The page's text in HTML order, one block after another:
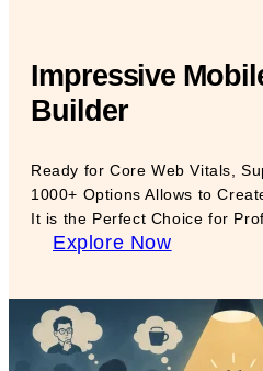
Impressive
Builder
Ready for Core Web Vitals,
1000+ Options Allows to
It is the Perfect Choice for
Explore Now